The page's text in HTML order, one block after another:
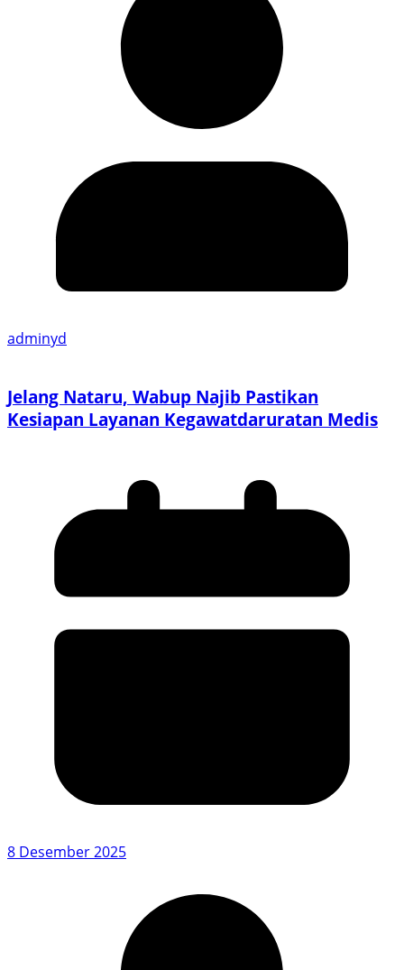
adminyd
Jelang Nataru, Wabup Najib Pastikan
Kesiapan Layanan Kegawatdaruratan Medis
8 Desember 2025